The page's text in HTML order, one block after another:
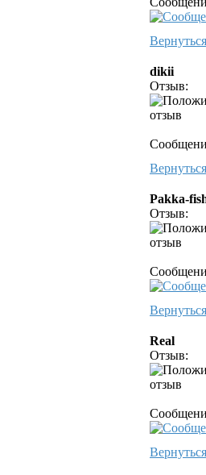
dikii
Отзыв:
Pakka-
Отзыв:
Real
Отзыв: